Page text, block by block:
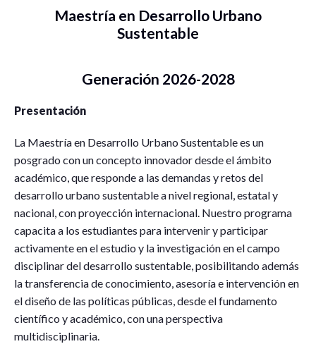
Maestría en Desarrollo Urbano
Sustentable
Generación 2026-2028
Presentación
La Maestría en Desarrollo Urbano Sustentable es un
posgrado con un concepto innovador desde el ámbito
académico, que responde a las demandas y retos del
desarrollo urbano sustentable a nivel regional, estatal y
nacional, con proyección internacional. Nuestro programa
capacita a los estudiantes para intervenir y participar
activamente en el estudio y la investigación en el campo
disciplinar del desarrollo sustentable, posibilitando además
la transferencia de conocimiento, asesoría e intervención en
el diseño de las políticas públicas, desde el fundamento
científico y académico, con una perspectiva
multidisciplinaria.